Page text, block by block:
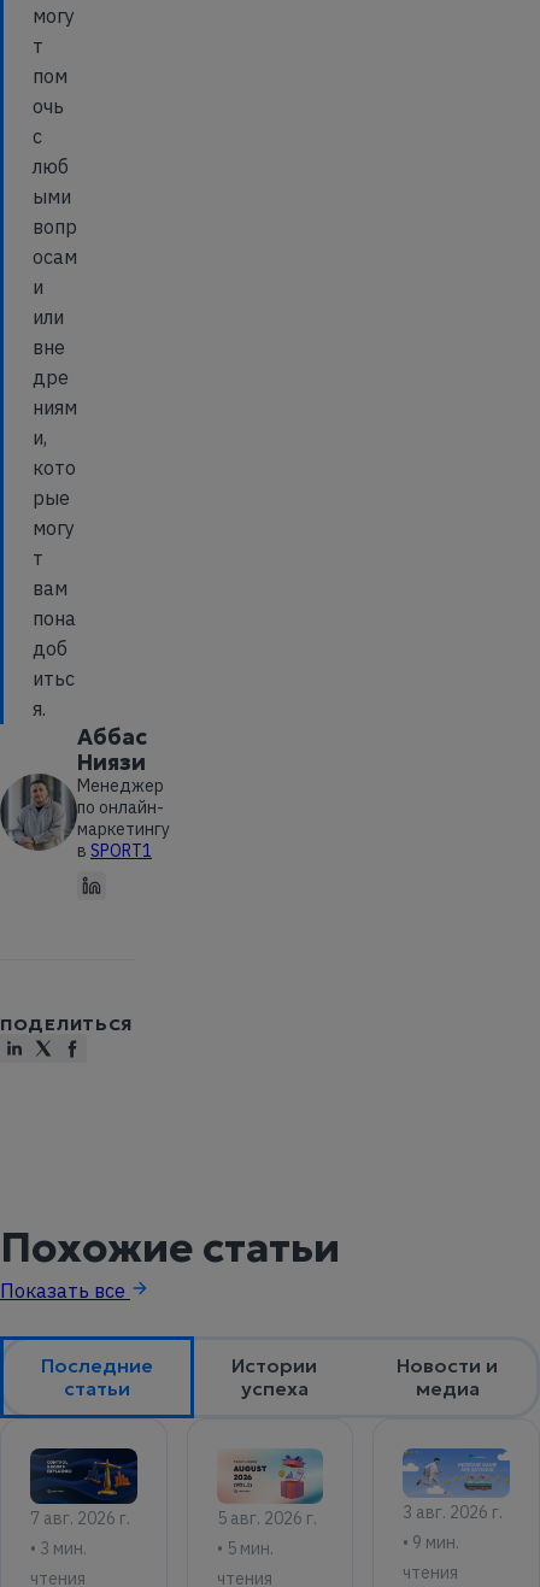
могу
т
пом
очь
с
люб
ыми
вопр
осам
и
или
вне
дре
ниям
и,
кото
рые
могу
т
вам
пона
доб
итьс
я.
Аббас
Ниязи
Менеджер
по онлайн-
маркетингу
в SPORT1
ПОДЕЛИТЬСЯ
Похожие статьи
Показать все
Последние
статьи
Истории
успеха
Новости и
медиа
7 авг. 2026 г.
• 3 мин.
чтения
5 авг. 2026 г.
• 5 мин.
чтения
3 авг. 2026 г.
• 9 мин.
чтения